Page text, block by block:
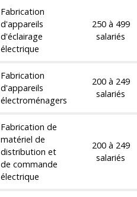
Fabrication
d'appareils
d'éclairage
électrique
250 à 499
salariés
Fabrication
d'appareils
électroménagers
200 à 249
salariés
Fabrication de
matériel de
distribution et
de commande
électrique
200 à 249
salariés